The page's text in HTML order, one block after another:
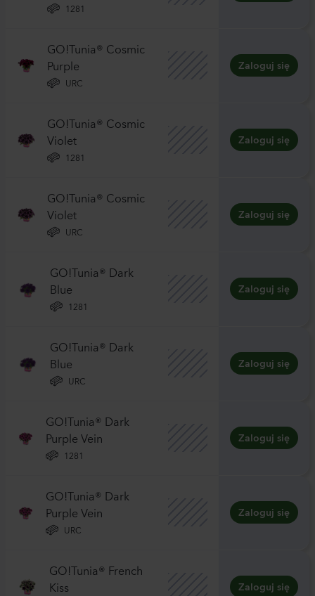
1281
GO!Tunia® Cosmic
Purple
URC
Zaloguj się
GO!Tunia® Cosmic
Violet
1281
Zaloguj się
GO!Tunia® Cosmic
Violet
URC
Zaloguj się
GO!Tunia® Dark
Blue
1281
Zaloguj się
GO!Tunia® Dark
Blue
URC
Zaloguj się
GO!Tunia® Dark
Purple Vein
1281
Zaloguj się
GO!Tunia® Dark
Purple Vein
URC
Zaloguj się
GO!Tunia® French
Kiss
Zaloguj się